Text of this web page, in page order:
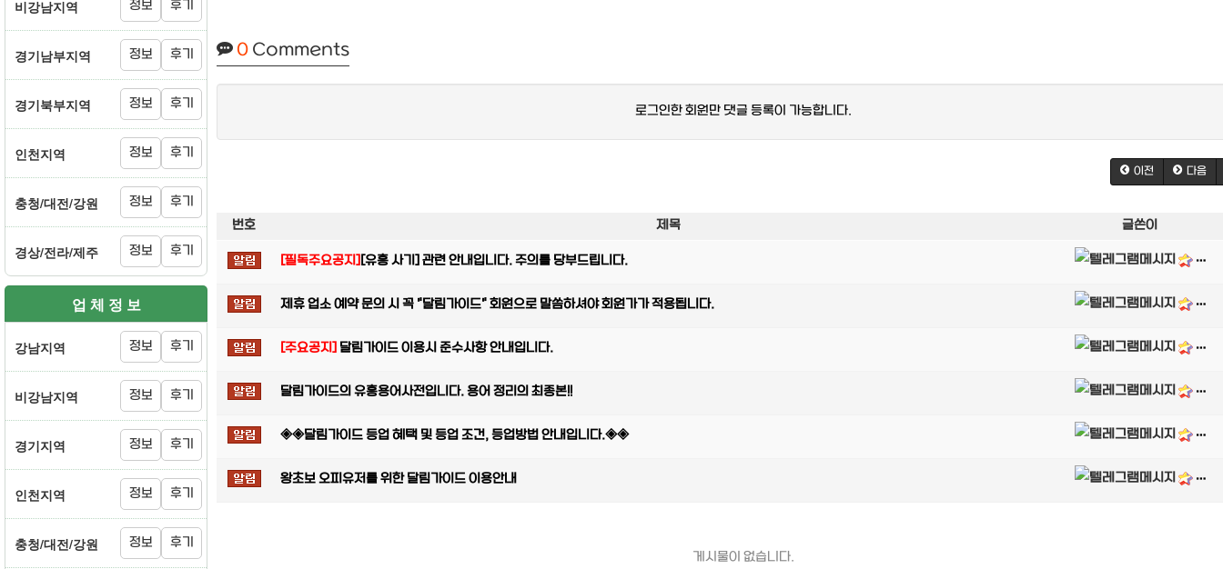
0 Comments
로그인한 회원만 댓글 등록이 가능합니다.
이전 다음
번호 제목 글쓴이
[필독주요공지] [유흥 사기] 관련 안내입니다. 주의를 당부드립니다.
제휴 업소 예약 문의 시 꼭 "달림가이드" 회원으로 말씀하셔야 회원가가 적용됩니다.
[주요공지] 달림가이드 이용시 준수사항 안내입니다.
달림가이드의 유흥용어사전입니다. 용어 정리의 최종본!!
◈◈달림가이드 등업 혜택 및 등업 조건, 등업방법 안내입니다.◈◈
왕초보 오피유저를 위한 달림가이드 이용안내
게시물이 없습니다.
비강남지역 정보 후기
경기남부지역 정보 후기
경기북부지역 정보 후기
인천지역 정보 후기
충청/대전/강원 정보 후기
경상/전라/제주 정보 후기
업 체 정 보
강남지역 정보 후기
비강남지역 정보 후기
경기지역 정보 후기
인천지역 정보 후기
충청/대전/강원 정보 후기